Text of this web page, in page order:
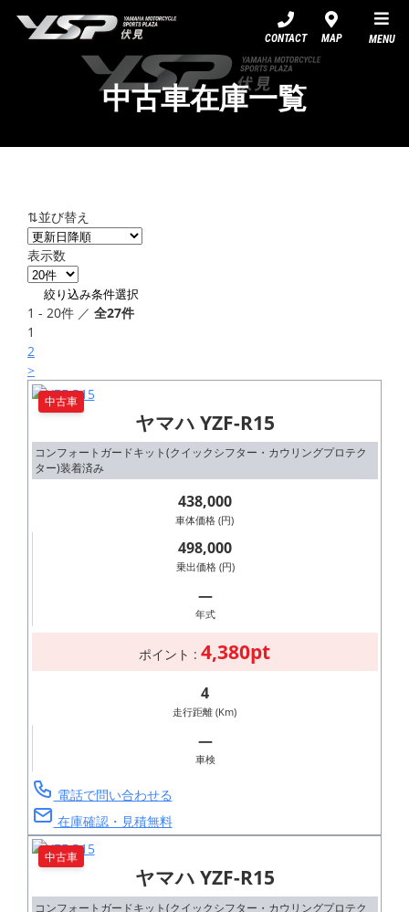
CONTACT MAP MENU
中古車在庫一覧
⇅並び替え
表示数
絞り込み条件選択
1 - 20件 ／ 全27件
1
2
>
中古車
ヤマハ YZF-R15
コンフォートガードキット(クイックシフター・カウリングプロテク
ター)装着済み
438,000
車体価格 (円)
498,000
乗出価格 (円)
―
年式
ポイント : 4,380pt
4
走行距離 (Km)
―
車検
電話で問い合わせる
在庫確認・見積無料
中古車
ヤマハ YZF-R15
コンフォートガードキット(クイックシフター・カウリングプロテク